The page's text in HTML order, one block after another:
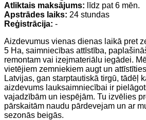
Atliktais maksājums: līdz pat 6 mēn.
Apstrādes laiks: 24 stundas
Reģistrācija: -
Aizdevumus vienas dienas laikā pret
5 Ha, saimniecības attīstība,
remontam vai izejmateriālu iegādei.
vietējiem zemniekiem augt un
Latvijas, gan starptautiskā tirgū, tādēļ
aizdevums lauksaimniecībai ir
vajadzībām un iespējām. Tu izvēlies
pārskaitām naudu pārdevejam un ar
sezonās beigās.